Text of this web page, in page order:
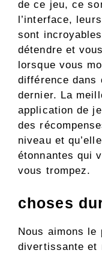
de ce jeu, ce
l’interface,
sont
détendre et
lorsque vous
différence dans
dernier. La
application de
des
niveau et
étonnantes qui
vous trompez.
choses
Nous aimons le
divertissante et